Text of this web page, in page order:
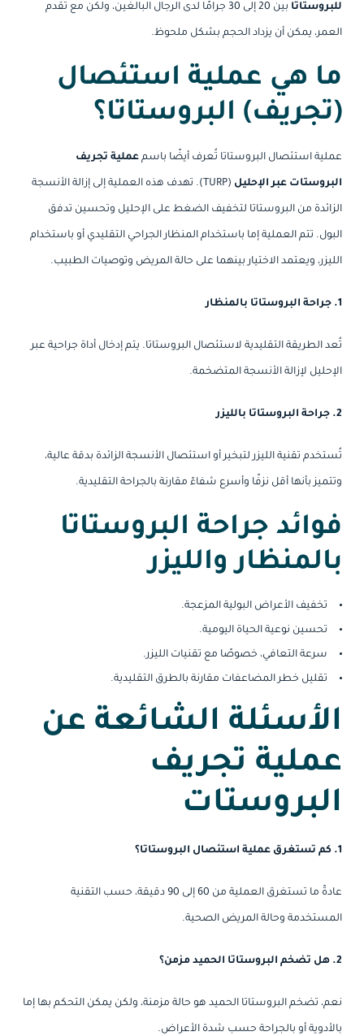
للبروستاتا بين 20 إلى 30 جرامًا لدى الرجال البالغين، ولكن مع تقدم
العمر، يمكن أن يزداد الحجم بشكل ملحوظ.
ما هي عملية استئصال
(تجريف) البروستاتا؟
عملية استئصال البروستاتا تُعرف أيضًا باسم عملية تجريف
البروستات عبر الإحليل (TURP). تهدف هذه العملية إلى إزالة الأنسجة
الزائدة من البروستاتا لتخفيف الضغط على الإحليل وتحسين تدفق
البول. تتم العملية إما باستخدام المنظار الجراحي التقليدي أو باستخدام
الليزر، ويعتمد الاختيار بينهما على حالة المريض وتوصيات الطبيب.
1. جراحة البروستاتا بالمنظار
تُعد الطريقة التقليدية لاستئصال البروستاتا. يتم إدخال أداة جراحية عبر
الإحليل لإزالة الأنسجة المتضخمة.
2. جراحة البروستاتا بالليزر
تُستخدم تقنية الليزر لتبخير أو استئصال الأنسجة الزائدة بدقة عالية،
وتتميز بأنها أقل نزفًا وأسرع شفاءً مقارنة بالجراحة التقليدية.
فوائد جراحة البروستاتا
بالمنظار والليزر
تخفيف الأعراض البولية المزعجة.
تحسين نوعية الحياة اليومية.
سرعة التعافي، خصوصًا مع تقنيات الليزر.
تقليل خطر المضاعفات مقارنة بالطرق التقليدية.
الأسئلة الشائعة عن
عملية تجريف
البروستات
1. كم تستغرق عملية استئصال البروستاتا؟
عادةً ما تستغرق العملية من 60 إلى 90 دقيقة، حسب التقنية
المستخدمة وحالة المريض الصحية.
2. هل تضخم البروستاتا الحميد مزمن؟
نعم، تضخم البروستاتا الحميد هو حالة مزمنة، ولكن يمكن التحكم بها إما
بالأدوية أو بالجراحة حسب شدة الأعراض.